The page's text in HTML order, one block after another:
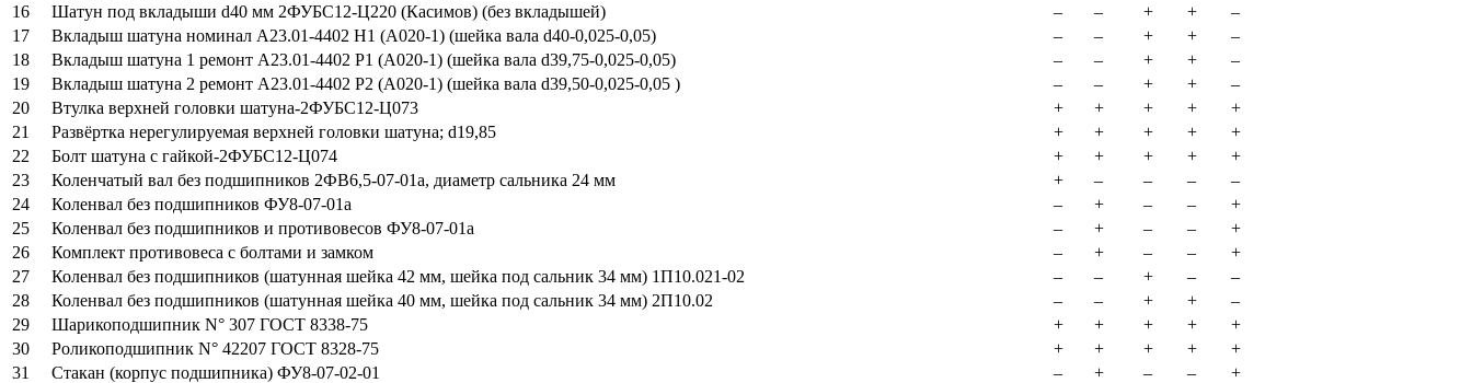
16
Шатун под вкладыши d40 мм 2ФУБС12-Ц220 (Касимов) (без вкладышей) – – + +
–
17
Вкладыш шатуна номинал А23.01-4402 Н1 (А020-1) (шейка вала d40-0,025-0,05) – – + +
–
18
Вкладыш шатуна 1 ремонт А23.01-4402 Р1 (А020-1) (шейка вала d39,75-0,025-0,05) – – + +
–
19
Вкладыш шатуна 2 ремонт А23.01-4402 Р2 (А020-1) (шейка вала d39,50-0,025-0,05 ) – – + +
–
20
Втулка верхней головки шатуна-2ФУБС12-Ц073 + + + +
+
21
Развёртка нерегулируемая верхней головки шатуна; d19,85 + + + +
+
22
Болт шатуна с гайкой-2ФУБС12-Ц074 + + + +
+
23
Коленчатый вал без подшипников 2ФВ6,5-07-01а, диаметр сальника 24 мм + – – –
–
24
Коленвал без подшипников ФУ8-07-01а – + – –
+
25
Коленвал без подшипников и противовесов ФУ8-07-01а – + – –
+
26
Комплект противовеса с болтами и замком – + – –
+
27
Коленвал без подшипников (шатунная шейка 42 мм, шейка под сальник 34 мм) 1П10.021-02 – – + –
–
28
Коленвал без подшипников (шатунная шейка 40 мм, шейка под сальник 34 мм) 2П10.02 – – + +
–
29
Шарикоподшипник N° 307 ГОСТ 8338-75 + + + +
+
30
Роликоподшипник N° 42207 ГОСТ 8328-75 + + + +
+
31
Стакан (корпус подшипника) ФУ8-07-02-01 – + – –
+